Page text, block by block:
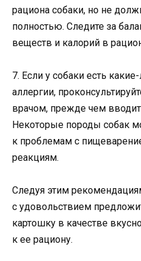
рациона собаки, но не
полностью. Следите за
веществ и калорий в
7. Если у собаки есть
аллергии,
врачом, прежде чем
Некоторые породы собак
к проблемам с
реакциям.
Следуя этим
с удовольствием
картошку в качестве
к ее рациону.